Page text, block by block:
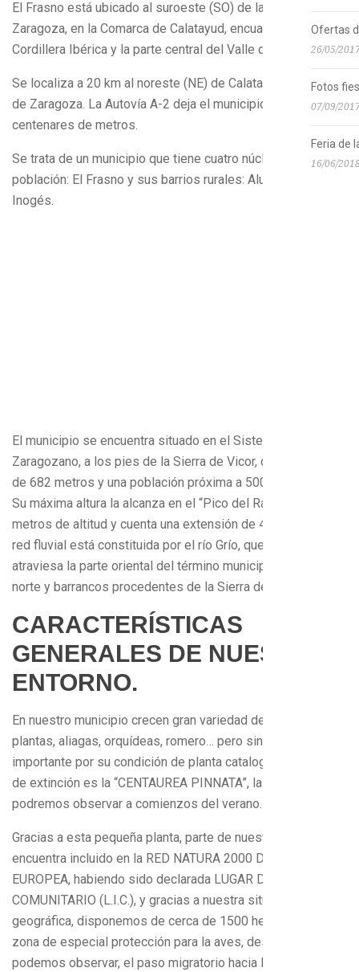
Ofertas
26/05/
Fotos
07/09/
Feria de
16/06/
El Frasno está ubicado al suroeste (SO) de la provincia de
Zaragoza, en la Comarca de Calatayud, encuadrada entre la
Cordillera Ibérica y la parte central del Valle del Ebro.
Se localiza a 20 km al noreste (NE) de Calatayud y a 70 km
de Zaragoza. La Autovía A-2 deja el municipio a unos
centenares de metros.
Se trata de un municipio que tiene cuatro núcleos de
población: El Frasno y sus barrios rurales: Aluenda, Pietas e
Inogés.
El municipio se encuentra situado en el Sistema Ibérico
Zaragozano, a los pies de la Sierra de Vicor, con una altitud
de 682 metros y una población próxima a 500 habitantes.
Su máxima altura la alcanza en el “Pico del Rayo”, con 1421
metros de altitud y cuenta una extensión de 48,6 km2 . La
red fluvial está constituida por el río Grío, que apenas
atraviesa la parte oriental del término municipal de sur a
norte y barrancos procedentes de la Sierra de Vicor.
CARACTERÍSTICAS
GENERALES DE NUESTRO
ENTORNO.
En nuestro municipio crecen gran variedad de pequeñas
plantas, aliagas, orquídeas, romero… pero sin duda la más
importante por su condición de planta catalogada en peligro
de extinción es la “CENTAUREA PINNATA”, la cual,
podremos observar a comienzos del verano.
Gracias a esta pequeña planta, parte de nuestro territorio se
encuentra incluido en la RED NATURA 2000 DE LA UNIÓN
EUROPEA, habiendo sido declarada LUGAR DE INTERÉS
COMUNITARIO (L.I.C.), y gracias a nuestra situación
geográfica, disponemos de cerca de 1500 hectáreas de
zona de especial protección para la aves, desde donde
podemos observar, el paso migratorio hacia la Laguna de